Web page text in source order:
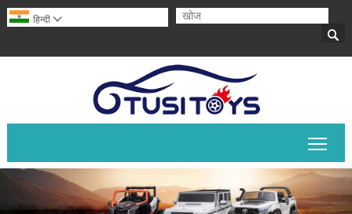

हिन्दी 